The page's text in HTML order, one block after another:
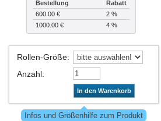
Bestellung
Rabatt
600.00 €
2 %
1000.00 €
4 %
Rollen-Größe:
Anzahl:
In den Warenkorb
Infos und Größenhilfe zum Produkt